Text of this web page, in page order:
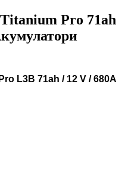
Pro 71ah
L3B 71ah / 12 V / 680A